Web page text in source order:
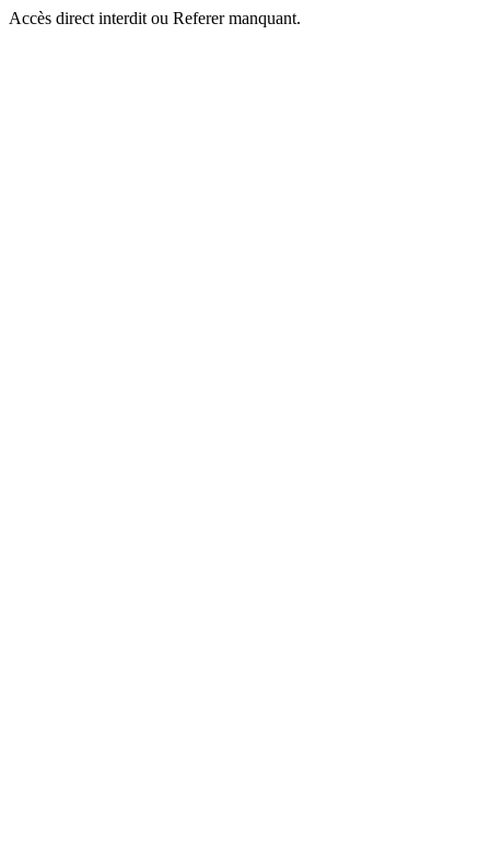
Accès direct interdit ou Referer manquant.